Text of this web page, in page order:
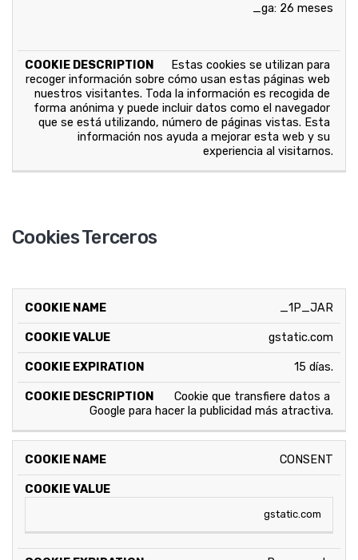
_ga: 26 meses
Estas cookies se utilizan para
recoger información sobre cómo usan estas páginas web
nuestros visitantes. Toda la información es recogida de
forma anónima y puede incluir datos como el navegador
que se está utilizando, número de páginas vistas. Esta
información nos ayuda a mejorar esta web y su
experiencia al visitarnos.
Cookies Terceros
COOKIE PROPIETARIO DESCRIPCION
_1P_JAR
gstatic.com
15 días.
Cookie que transfiere datos a
Google para hacer la publicidad más atractiva.
CONSENT
gstatic.com